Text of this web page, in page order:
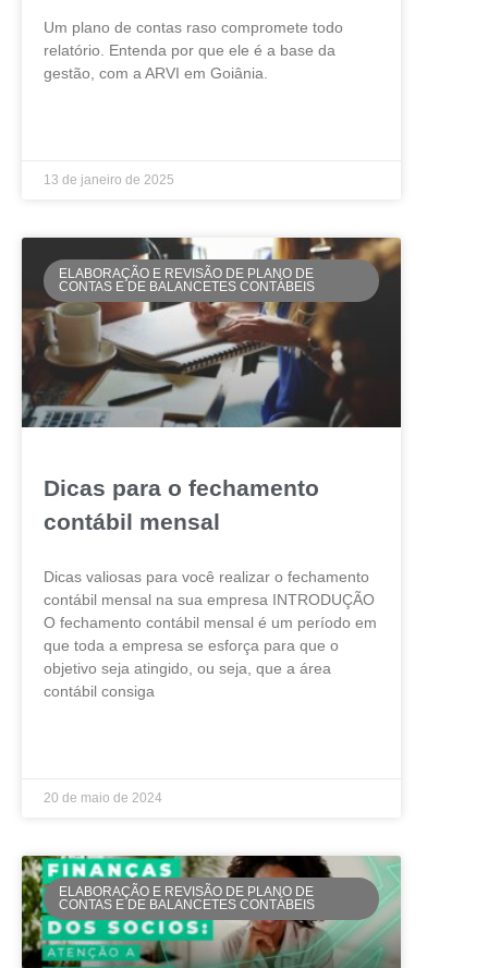
Um plano de contas raso compromete todo
relatório. Entenda por que ele é a base da
gestão, com a ARVI em Goiânia.
13 de janeiro de 2025
ELABORAÇÃO E REVISÃO DE PLANO DE
CONTAS E DE BALANCETES CONTÁBEIS
Dicas para o fechamento
contábil mensal
Dicas valiosas para você realizar o fechamento
contábil mensal na sua empresa INTRODUÇÃO
O fechamento contábil mensal é um período em
que toda a empresa se esforça para que o
objetivo seja atingido, ou seja, que a área
contábil consiga
20 de maio de 2024
ELABORAÇÃO E REVISÃO DE PLANO DE
CONTAS E DE BALANCETES CONTÁBEIS